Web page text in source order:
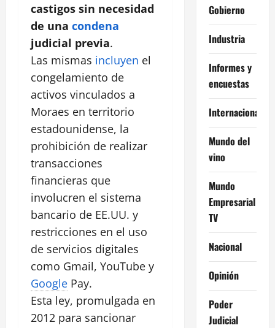
castigos sin necesidad
de una condena
judicial previa.
Las mismas incluyen el
congelamiento de
activos vinculados a
Moraes en territorio
estadounidense, la
prohibición de realizar
transacciones
financieras que
involucren el sistema
bancario de EE.UU. y
restricciones en el uso
de servicios digitales
como Gmail, YouTube y
Google Pay.
Esta ley, promulgada en
2012 para sancionar
Gobierno
Industria
Informes y
encuestas
Internacional
Mundo del
vino
Mundo
Empresarial
TV
Nacional
Opinión
Poder
Judicial